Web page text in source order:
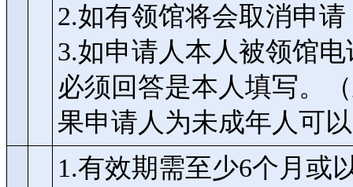
2.如有领馆将会取消申
3.如申请人本人被领馆
必须回答是本人填写。
果申请人为未成年人可
1.有效期需至少6个月或